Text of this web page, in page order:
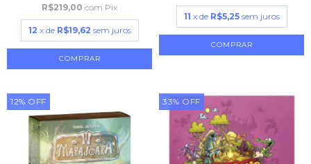
R$219,00 com Pix
12 x de R$19,62 sem juros
11 x de R$5,25 sem juros
12% OFF 33% OFF